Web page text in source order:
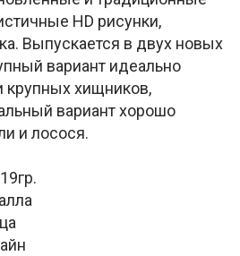
HD рисунки,
Выпускается в двух новых
вариант идеально
крупных хищников,
вариант хорошо
и лосося.